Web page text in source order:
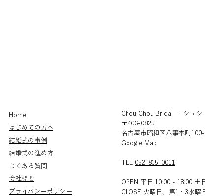
Home
はじめての方へ
結婚式の事例
結婚式の進め方
よくある質問
会社概要
プライバシー​​ポリシー
Chou Chou Bridal - シュシ
〒466-0825
名古屋市昭和区八事本町
​Google Map
TEL 052-835-0011
OPEN 平日 10:00 - 18:00 土
CLOSE 火曜日、第1・3水曜